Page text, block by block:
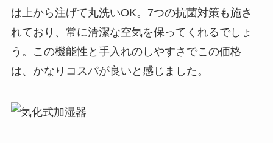
は上から注げて丸洗いOK。7つの抗菌対策も施さ
れており、常に清潔な空気を保ってくれるでしょ
う。この機能性と手入れのしやすさでこの価格
は、かなりコスパが良いと感じました。